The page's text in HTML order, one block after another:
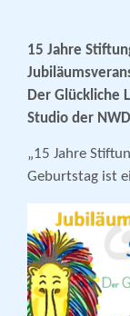
15 Jahre
Der Glückliche
Studio der
„15 Jahre
Geburtstag ist